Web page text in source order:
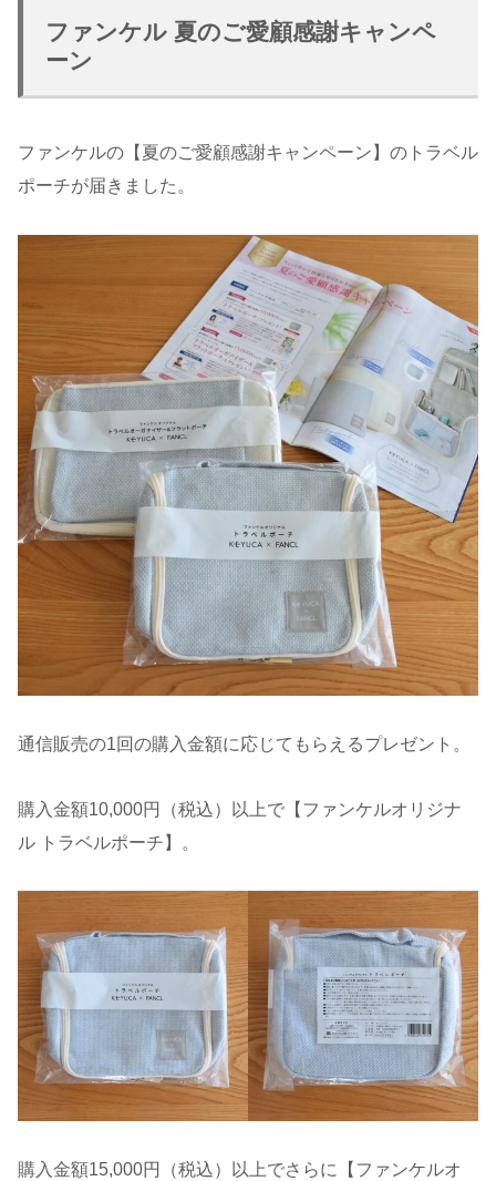
ファンケル 夏のご愛顧感謝キャンペ
ーン
ファンケルの【夏のご愛顧感謝キャンペーン】のトラベル
ポーチが届きました。
通信販売の1回の購入金額に応じてもらえるプレゼント。
購入金額10,000円（税込）以上で【ファンケルオリジナ
ル トラベルポーチ】。
購入金額15,000円（税込）以上でさらに【ファンケルオ